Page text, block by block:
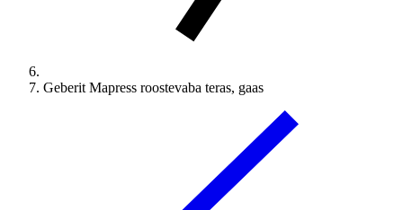
Geberit Mapress roostevaba teras, gaas